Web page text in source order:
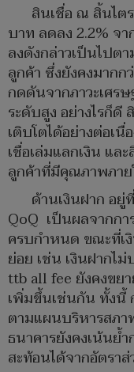
สินเชื่อ ณ สิ้นไต
บาท ลดลง 2.2% จา
ลงดังกล่าวเป็นไปต
ลูกค้า ซึ่งยังคงมากก
กดดันจากภาวะเศร
ระดับสูง อย่างไรก็ดี
เติบโตได้อย่างต่อเ
เชื่อเล่มแลกเงิน แ
ลูกค้าที่มีคุณภาพภาย
ด้านเงินฝาก อ
QoQ เป็นผลจากกา
ครบกำหนด ขณะที่เ
ย่อย เช่น เงินฝากไ
ttb all fee ยังคงขย
เพิ่มขึ้นเช่นกัน ทั้งนี้
ตามแผนบริหารสภา
ธนาคารยังคงเน้นย้
สะท้อนได้จากอัตรา